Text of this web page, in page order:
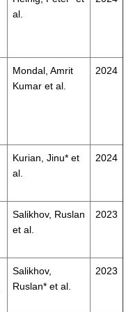
al.
Mondal, Amrit
Kumar et al.
2024
Kurian, Jinu* et
al.
2024
Salikhov, Ruslan
et al.
2023
Salikhov,
Ruslan* et al.
2023